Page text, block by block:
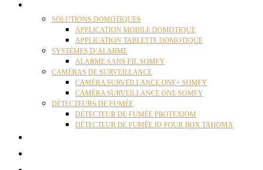
SOLUTIONS DOMOTIQUES
APPLICATION MOBILE DOMOTIQUE
APPLICATION TABLETTE DOMOTIQUE
SYSTÈMES D’ALARME
ALARME SANS FIL SOMFY
CAMÉRAS DE SURVEILLANCE
CAMÉRA SURVEILLANCE ONE+ SOMFY
CAMÉRA SURVEILLANCE ONE SOMFY
DÉTECTEURS DE FUMÉE
DÉTECTEUR DE FUMÉE PROTEXIOM
DÉTECTEUR DE FUMÉE IO POUR BOX TAHOMA